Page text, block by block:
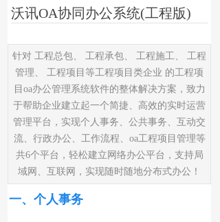
沃讯OA协同办公系统(工程版)
针对 工程总包、 工程承包、 工程施工、 工程
管理、 工程项目等工程项目类企业 的工程项
目oa办公管理系统软件的整体解决方案，致力
于帮助企业建立起一个简捷、高效的实时运营
管理平台，实现个人事务、公共事务、互动交
流、行政办公、工作流程、oa工程项目管理等
共6个平台，轻松建立网络办公平台，支持局
域网、互联网，实现随时随地分布式办公！
一、个人事务